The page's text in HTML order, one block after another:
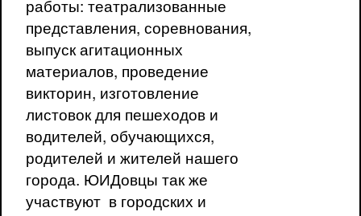
работы: театрализованные
представления, соревнования,
выпуск агитационных
материалов, проведение
викторин, изготовление
листовок для пешеходов и
водителей, обучающихся,
родителей и жителей нашего
города. ЮИДовцы так же
участвуют в городских и